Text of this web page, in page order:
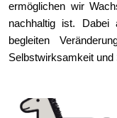
ermöglichen wir
nachhaltig ist. Dabei
begleiten
Selbstwirksamkeit